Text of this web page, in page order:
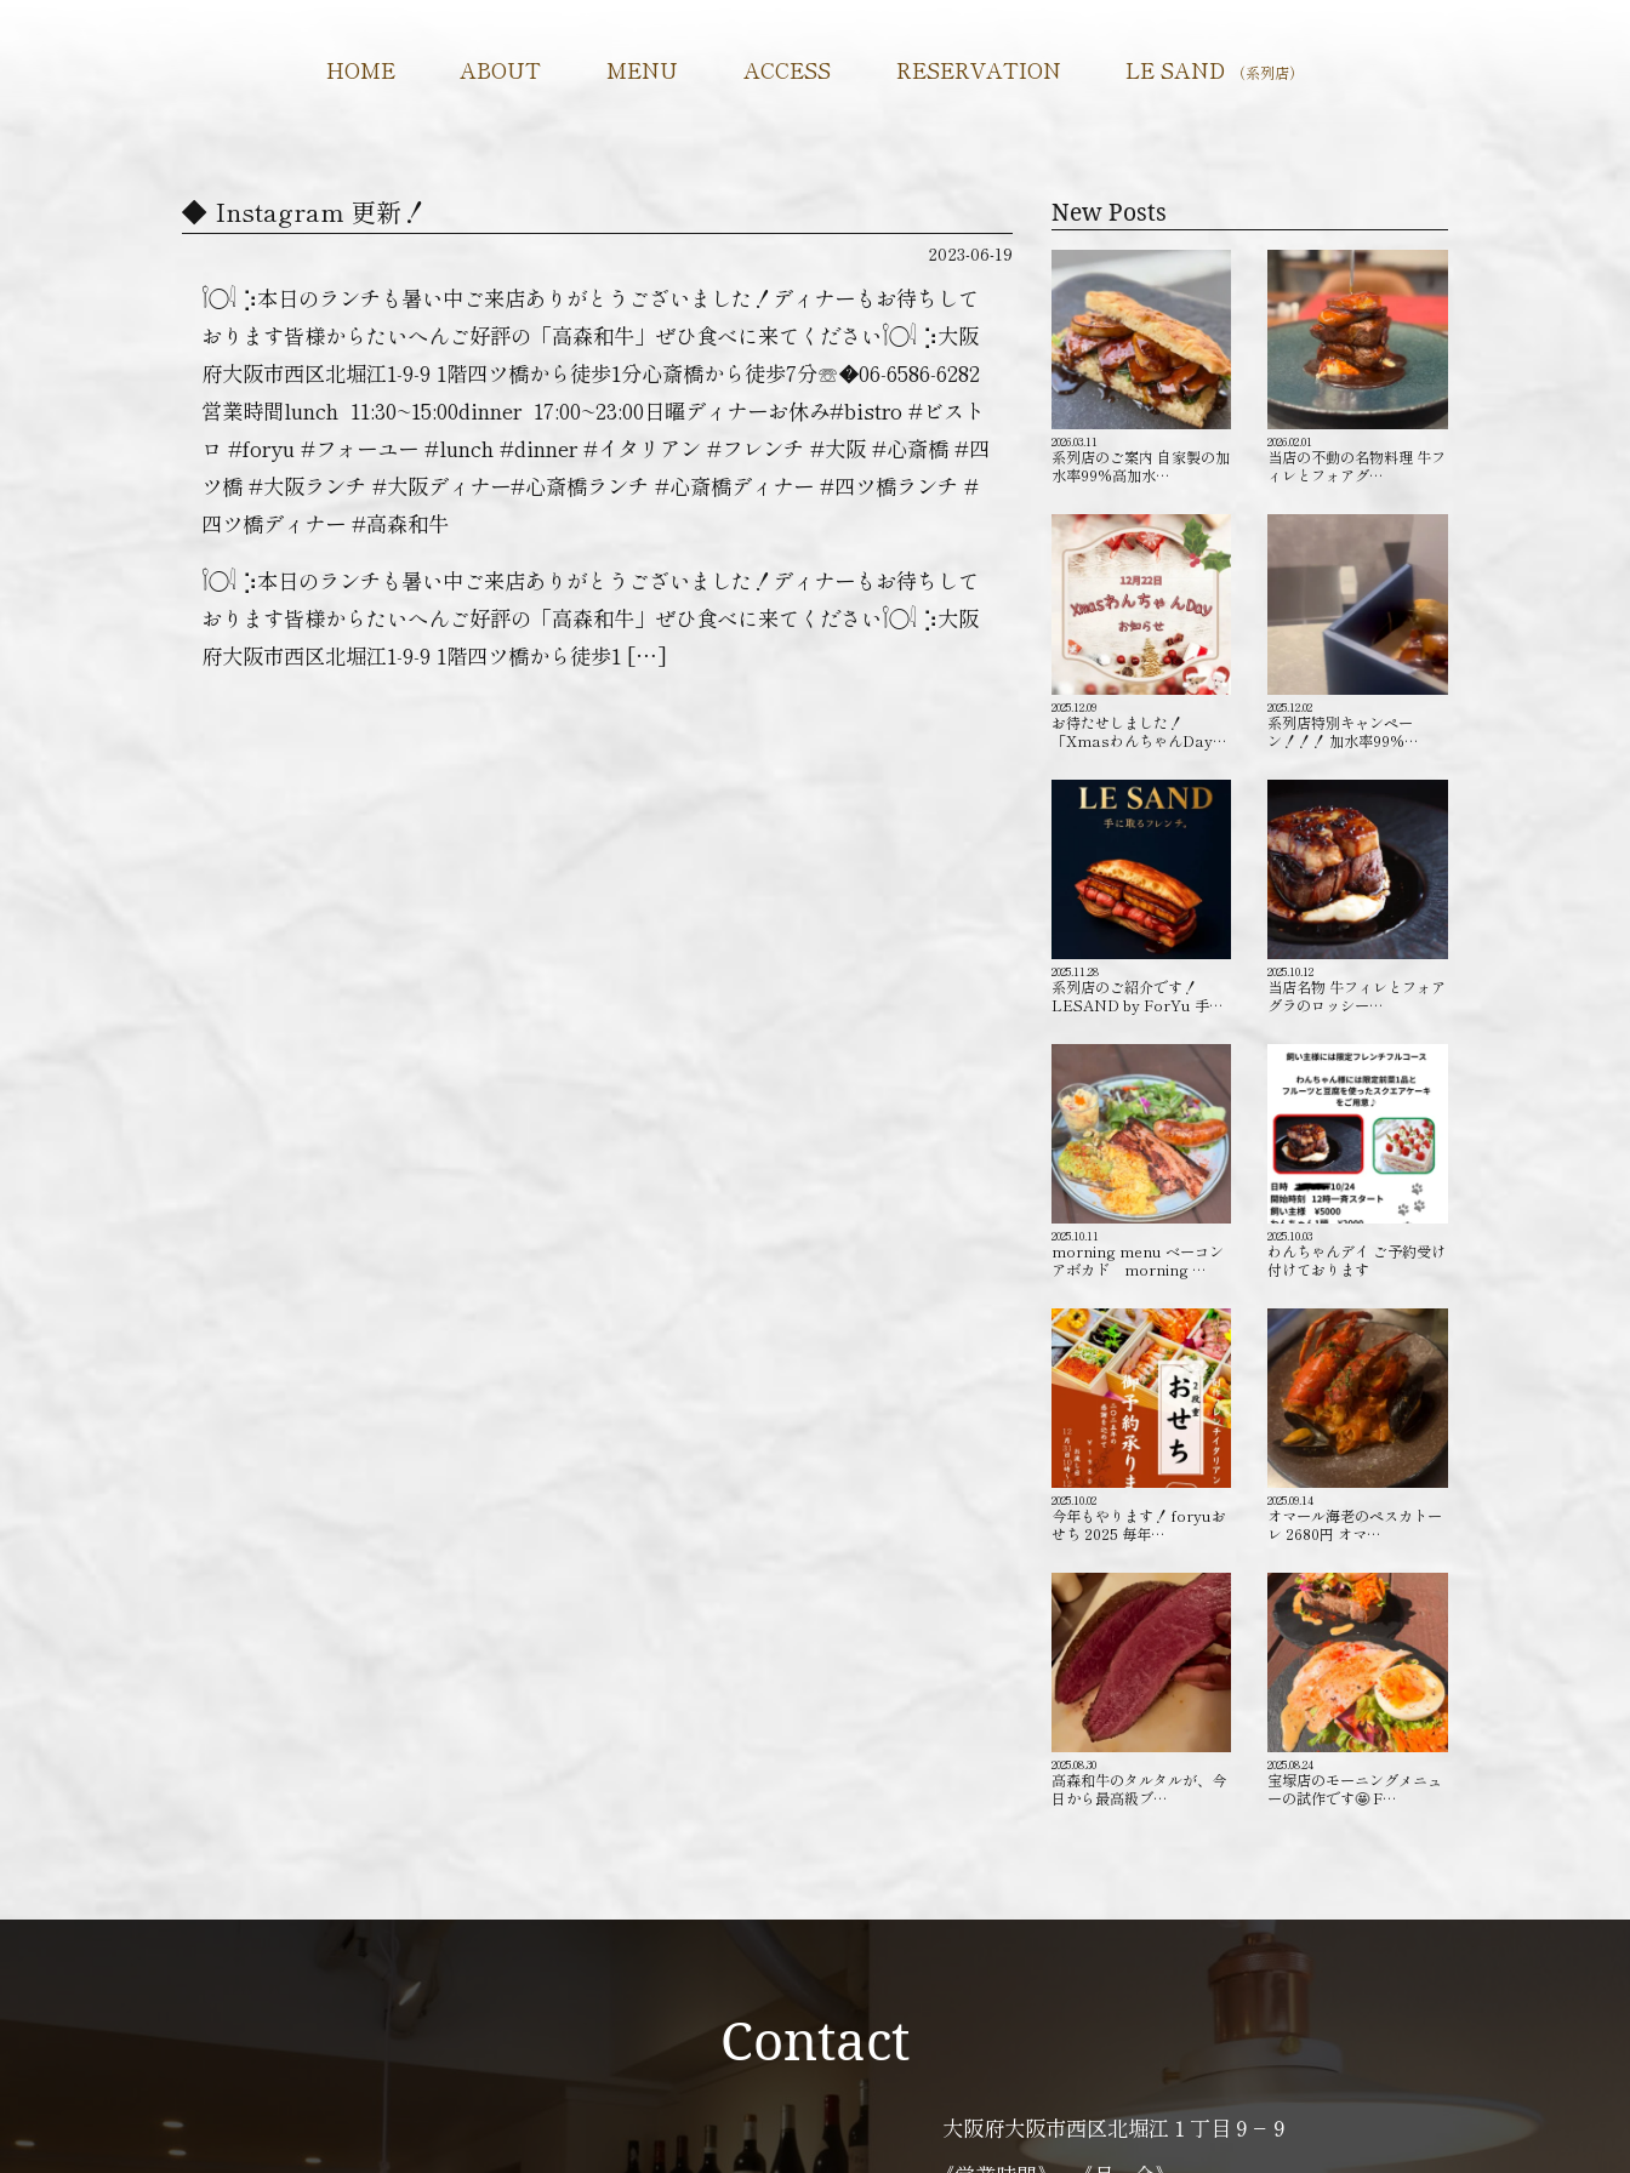
HOME ABOUT MENU ACCESS RESERVATION LE SAND （系列店）
Instagram 更新！
2023-06-19
𓌉◯𓇋 ‎⡱‎本日のランチも暑い中ご来店ありがとうございました！ディナーもお待ちして
おります️皆様からたいへんご好評の「高森和牛」ぜひ食べに来てください𓌉◯𓇋 ‎⡱‎大阪
府大阪市西区北堀江1-9-9 1階四ツ橋から徒歩1分心斎橋から徒歩7分☏�06-6586-6282
営業時間lunch ︎ 11:30~15:00dinner ︎ 17:00~23:00日曜ディナーお休み#bistro #ビスト
ロ #foryu #フォーユー #lunch #dinner #イタリアン #フレンチ #大阪 #心斎橋 #四
ツ橋 #大阪ランチ #大阪ディナー#心斎橋ランチ #心斎橋ディナー #四ツ橋ランチ #
四ツ橋ディナー #高森和牛
𓌉◯𓇋 ‎⡱‎本日のランチも暑い中ご来店ありがとうございました！ディナーもお待ちして
おります️皆様からたいへんご好評の「高森和牛」ぜひ食べに来てください𓌉◯𓇋 ‎⡱‎大阪
府大阪市西区北堀江1-9-9 1階四ツ橋から徒歩1 […]
New Posts
2026.03.11
系列店のご案内 自家製の加
水率99%高加水…
2026.02.01
当店の不動の名物料理 牛フ
ィレとフォアグ…
2025.12.09
お待たせしました！
「XmasわんちゃんDay…
2025.12.02
系列店特別キャンペー
ン！！！ 加水率99%…
2025.11.28
系列店のご紹介です！
LESAND by ForYu 手…
2025.10.12
当店名物 牛フィレとフォア
グラのロッシー…
2025.10.11
morning menu ベーコン
アボカド morning …
2025.10.03
わんちゃんデイ ご予約受け
付けております️
2025.10.02
今年もやります！ foryuお
せち 2025 毎年…
2025.09.14
オマール海老のペスカトー
レ 2680円 オマ…
2025.08.30
高森和牛のタルタルが、今
日から最高級ブ…
2025.08.24
宝塚店のモーニングメニュ
ーの試作です🤩 F…
Contact
大阪府大阪市西区北堀江１丁目９−９